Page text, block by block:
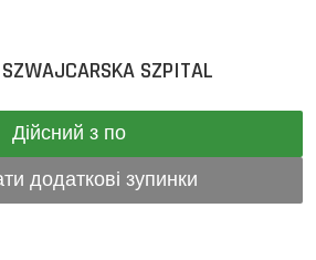
SZPITAL
Дійсний з по
додаткові зупинки